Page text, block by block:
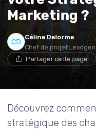
Marketing ?
Céline Delorme
Chef de projet Leadgen
Partager cette page
Découvrez
stratégique des